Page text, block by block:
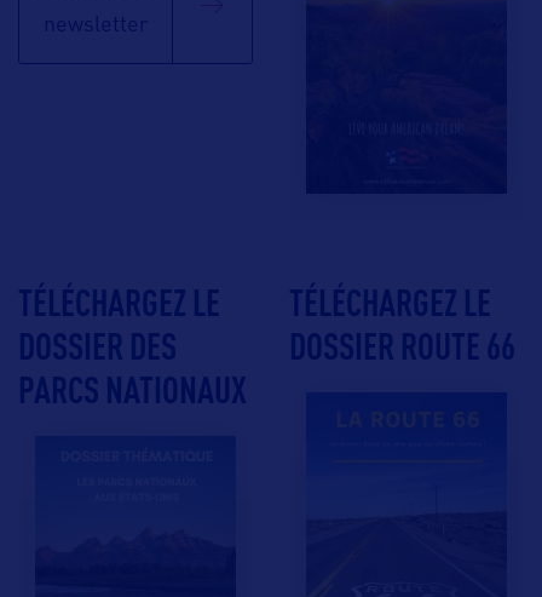
newsletter
TÉLÉCHARGEZ LE
DOSSIER DES
PARCS NATIONAUX
TÉLÉCHARGEZ LE
DOSSIER ROUTE 66